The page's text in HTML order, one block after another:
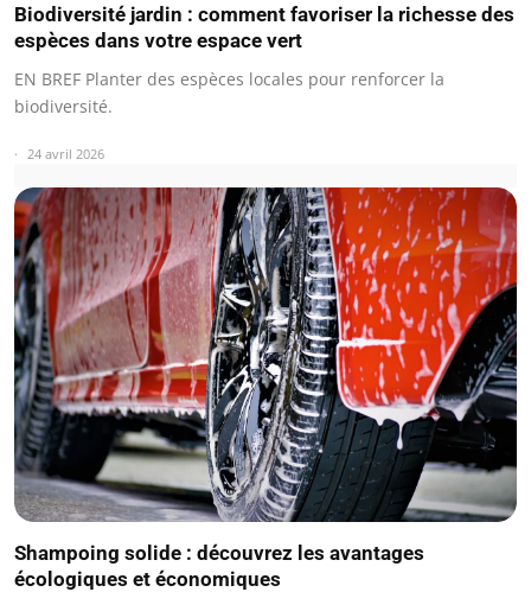
Biodiversité jardin : comment favoriser la richesse des
espèces dans votre espace vert
EN BREF Planter des espèces locales pour renforcer la
biodiversité.
24 avril 2026
Shampoing solide : découvrez les avantages
écologiques et économiques